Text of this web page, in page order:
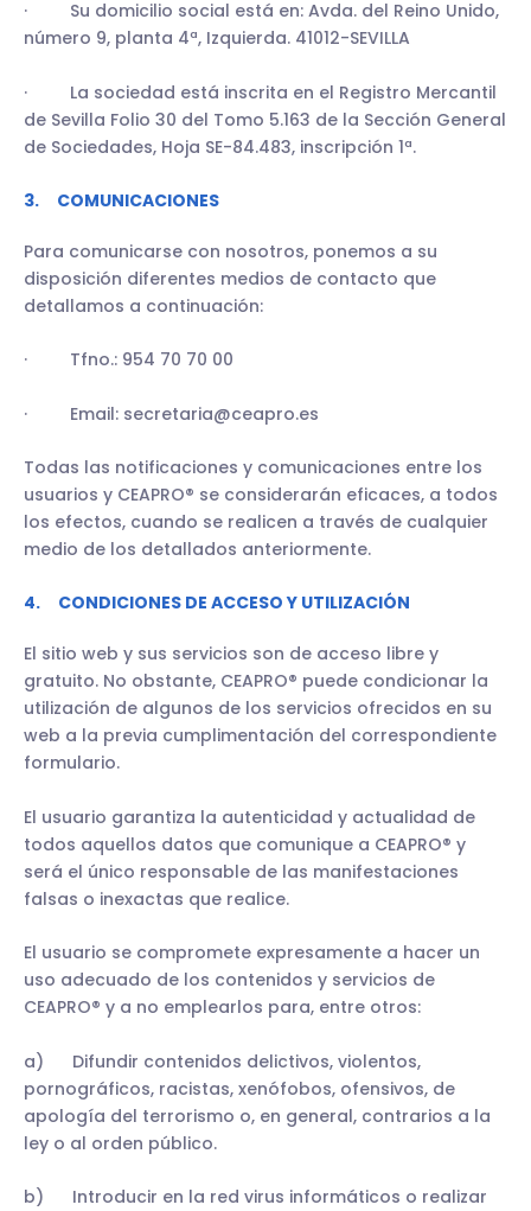
· Su domicilio social está en: Avda. del Reino Unido,
número 9, planta 4ª, Izquierda. 41012-SEVILLA
· La sociedad está inscrita en el Registro Mercantil
de Sevilla Folio 30 del Tomo 5.163 de la Sección General
de Sociedades, Hoja SE-84.483, inscripción 1ª.
3. COMUNICACIONES
Para comunicarse con nosotros, ponemos a su
disposición diferentes medios de contacto que
detallamos a continuación:
· Tfno.: 954 70 70 00
· Email: secretaria@ceapro.es
Todas las notificaciones y comunicaciones entre los
usuarios y CEAPRO® se considerarán eficaces, a todos
los efectos, cuando se realicen a través de cualquier
medio de los detallados anteriormente.
4. CONDICIONES DE ACCESO Y UTILIZACIÓN
El sitio web y sus servicios son de acceso libre y
gratuito. No obstante, CEAPRO® puede condicionar la
utilización de algunos de los servicios ofrecidos en su
web a la previa cumplimentación del correspondiente
formulario.
El usuario garantiza la autenticidad y actualidad de
todos aquellos datos que comunique a CEAPRO® y
será el único responsable de las manifestaciones
falsas o inexactas que realice.
El usuario se compromete expresamente a hacer un
uso adecuado de los contenidos y servicios de
CEAPRO® y a no emplearlos para, entre otros:
a) Difundir contenidos delictivos, violentos,
pornográficos, racistas, xenófobos, ofensivos, de
apología del terrorismo o, en general, contrarios a la
ley o al orden público.
b) Introducir en la red virus informáticos o realizar